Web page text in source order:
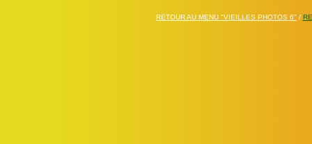
RETOUR AU MENU "VIEILLES PHOTOS 6" /